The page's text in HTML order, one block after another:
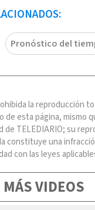
Pronóstico del
la reproducción
de esta página, mismo
de TELEDIARIO; su
constituye una
con las leyes
MÁS VIDEOS